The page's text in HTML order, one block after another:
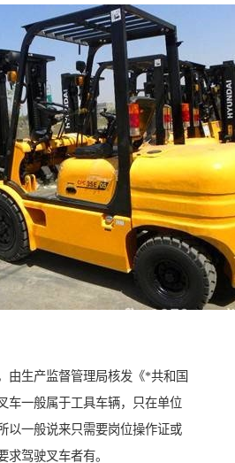
由生产监督管理局核发《*共和国
车一般属于工具车辆，只在单位
以一般说来只需要岗位操作证或
求驾驶叉车者有。